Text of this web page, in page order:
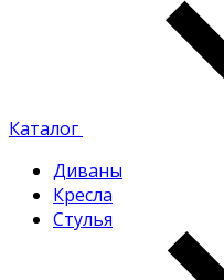
Каталог
Диваны
Кресла
Стулья